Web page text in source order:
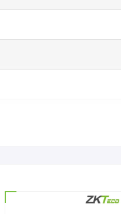
cho màn hình ZK-OPS8581